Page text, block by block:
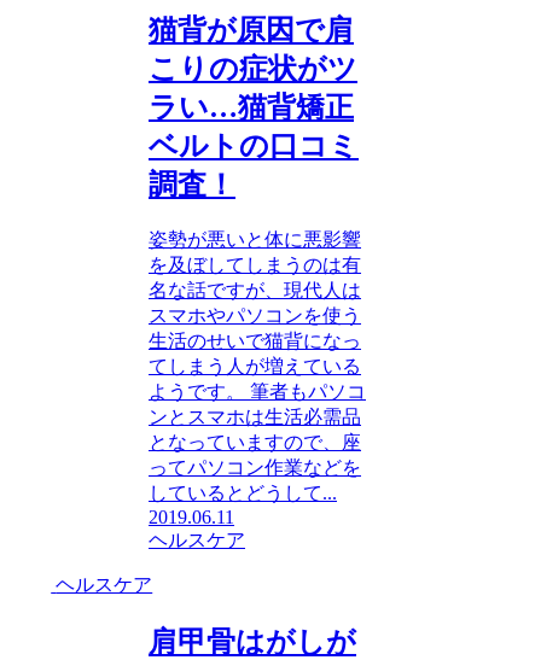
猫背が原因で肩
こりの症状がツ
ラい…猫背矯正
ベルトの口コミ
調査！
姿勢が悪いと体に悪影響
を及ぼしてしまうのは有
名な話ですが、現代人は
スマホやパソコンを使う
生活のせいで猫背になっ
てしまう人が増えている
ようです。 筆者もパソコ
ンとスマホは生活必需品
となっていますので、座
ってパソコン作業などを
しているとどうして...
2019.06.11
ヘルスケア
ヘルスケア
肩甲骨はがしが